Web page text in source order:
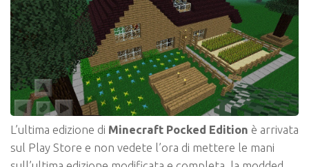
L’ultima edizione di Minecraft Pocked Edition è arrivata
sul Play Store e non vedete l’ora di mettere le mani